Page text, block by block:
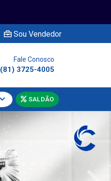
Sou Vendedor
Fale Conosco
(81) 3725-4005
SALDÃO